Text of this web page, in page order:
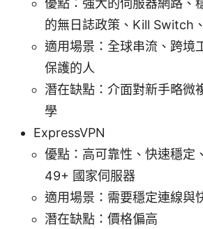
優點：強大的伺服器網路、
的無日誌政策、Kill Switch
適用場景：全球串流、跨境
保護的人
潛在缺點：介面對新手略微
學
ExpressVPN
優點：高可靠性、快速穩定
49+ 國家伺服器
適用場景：需要穩定連線與
潛在缺點：價格偏高